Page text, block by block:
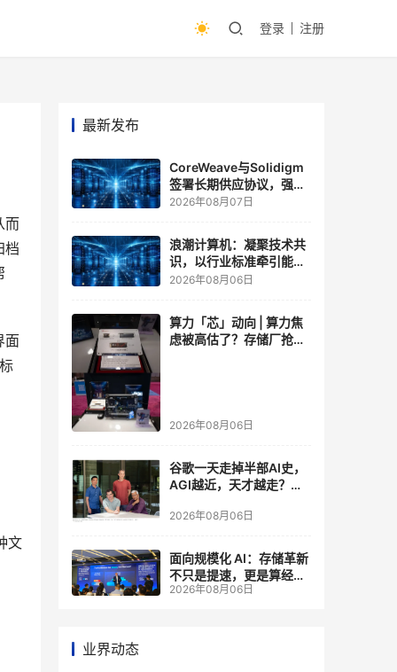
登录 注册
而
档
面
文
最新发布
CoreWeave与Solidigm
签署长期供应协议，强化
一体化人工智能云平台
2026年08月07日
浪潮计算机：凝聚技术共
识，以行业标准牵引能力
跃升
2026年08月06日
算力「芯」动向 | 算力焦
虑被高估了？存储厂抢了
2026年08月06日
谷歌一天走掉半部AI史，
AGI越近，天才越走？大
自己的研发节奏
2026年08月06日
面向规模化 AI：存储革新
不只是提速，更是算经济
账
2026年08月06日
业界动态